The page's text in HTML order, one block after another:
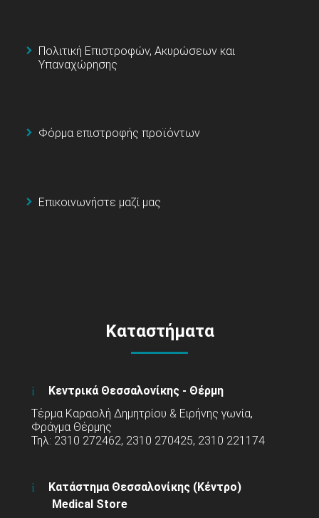
Πολιτική Επιστροφών, Ακυρώσεων και
Υπαναχώρησης
Φόρμα επιστροφής προϊόντων
Επικοινωνήστε μαζί μας
Καταστήματα
Κεντρικά Θεσσαλονίκης - Θέρμη
Τέρμα Καραολή Δημητρίου & Ειρήνης γωνία,
Φράγμα Θέρμης
Τηλ: 2310 272462, 2310 270425, 2310 221174
Κατάστημα Θεσσαλονίκης (Κέντρο)
Medical Store